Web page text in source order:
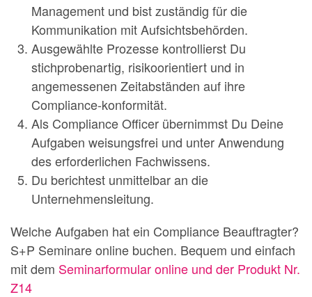
Management und bist zuständig für die
Kommunikation mit Aufsichtsbehörden.
Ausgewählte Prozesse kontrollierst Du
stichprobenartig, risikoorientiert und in
angemessenen Zeitabständen auf ihre
Compliance-konformität.
Als Compliance Officer übernimmst Du Deine
Aufgaben weisungsfrei und unter Anwendung
des erforderlichen Fachwissens.
Du berichtest unmittelbar an die
Unternehmensleitung.
Welche Aufgaben hat ein Compliance Beauftragter?
S+P Seminare online buchen. Bequem und einfach
mit dem Seminarformular online und der Produkt Nr.
Z14